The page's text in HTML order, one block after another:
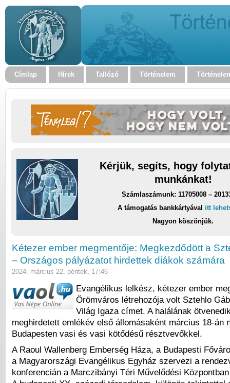
Címlap Hírek Tallózó Történelem
Kérjük, segíts, hogy
munkánkat!
Számlaszámunk: 11705008 –
A támogatás bankkártyával itt
Nagyon köszönjük.
Kétezer ember megmentője: Megkezdődött a
– Országos pályázatot hirdettek diákok számára
2024. március 22. péntek, 17:46
Evangélikus lelkész, kétezer ember
Örömváros létrehozója volt Sztehlo
Világ Igaza címet. A halálának
meghirdetett emlékév első állomásaként március 18-án
Budapesten vasi és vasi kötődésű résztvevőkkel.
A Raoul Wallenberg Emberség Háza, a Budapesti
a Magyarországi Evangélikus Egyház szervezi a
konferencián a Marczibányi Téri Művelődési